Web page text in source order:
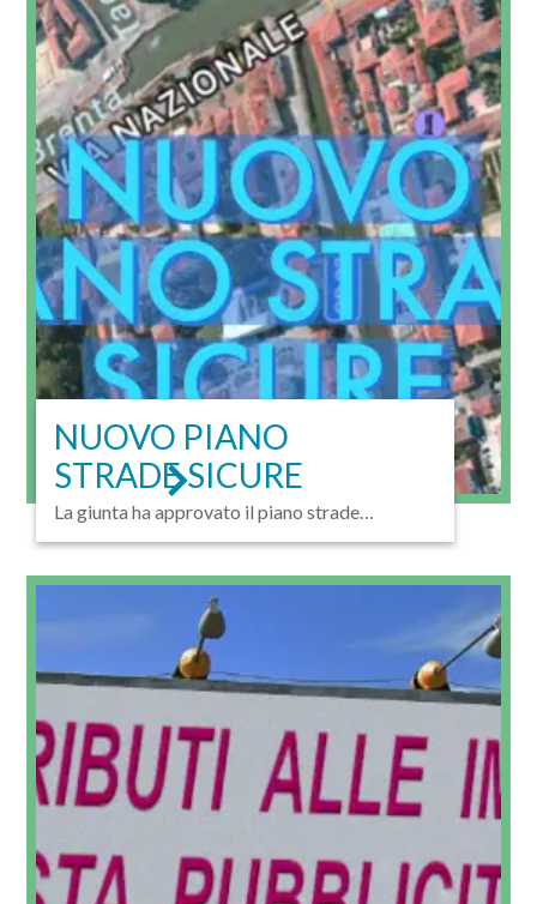
NUOVO PIANO
STRADE SICURE
La giunta ha approvato il piano strade